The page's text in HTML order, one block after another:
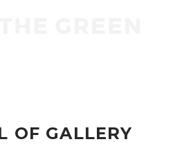
OF GALLERY